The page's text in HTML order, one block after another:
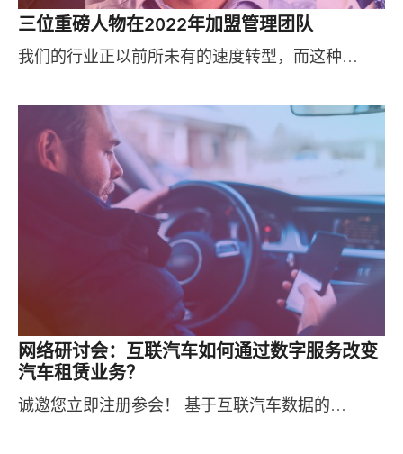
三位重磅人物在2022年加盟管理团队
我们的行业正以前所未有的速度转型，而这种…
网络研讨会：互联汽车如何通过数字服务改变
汽车租赁业务？
诚邀您立即注册参会！ 基于互联汽车数据的…